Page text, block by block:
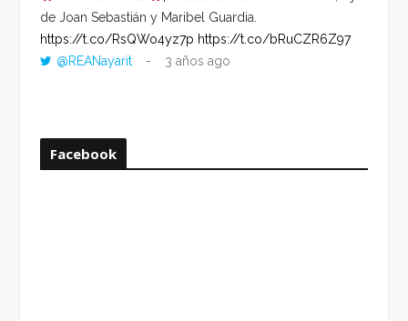
de Joan Sebastián y Maribel Guardia.
https://t.co/RsQWo4yz7p https://t.co/bRuCZR6Z97
@REANayarit
3 años ago
Facebook